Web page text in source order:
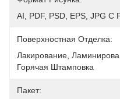
AI, PDF, PSD, EPS, JPG
Поверхностная Отделка:
Лакирование,
Горячая Штамповка
Пакет: